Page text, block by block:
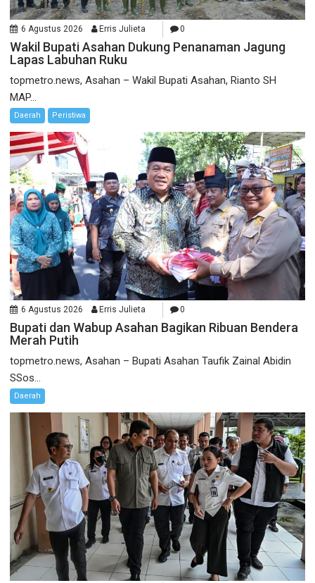
6 Agustus 2026 Erris Julieta 0
Wakil Bupati Asahan Dukung Penanaman Jagung
Lapas Labuhan Ruku
topmetro.news, Asahan – Wakil Bupati Asahan, Rianto SH
MAP...
Daerah Peristiwa
6 Agustus 2026 Erris Julieta 0
Bupati dan Wabup Asahan Bagikan Ribuan Bendera
Merah Putih
topmetro.news, Asahan – Bupati Asahan Taufik Zainal Abidin
SSos...
Daerah